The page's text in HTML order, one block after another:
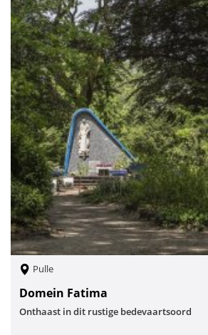
Pulle
Domein Fatima
Onthaast in dit rustige bedevaartsoord